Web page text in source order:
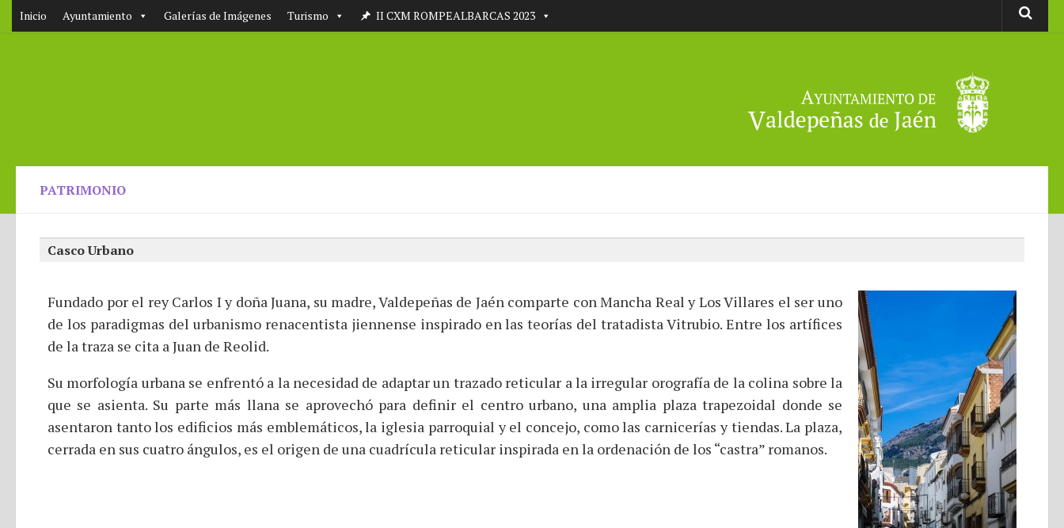
Inicio Ayuntamiento Galerías de Imágenes Turismo II CXM ROMPEALBARCAS 2023
PATRIMONIO
Casco Urbano
Fundado por el rey Carlos I y doña Juana, su madre, Valdepeñas de Jaén comparte con Mancha Real y Los Villares el ser uno
de los paradigmas del urbanismo renacentista jiennense inspirado en las teorías del tratadista Vitrubio. Entre los artífices
de la traza se cita a Juan de Reolid.
Su morfología urbana se enfrentó a la necesidad de adaptar un trazado reticular a la irregular orografía de la colina sobre la
que se asienta. Su parte más llana se aprovechó para definir el centro urbano, una amplia plaza trapezoidal donde se
asentaron tanto los edificios más emblemáticos, la iglesia parroquial y el concejo, como las carnicerías y tiendas. La plaza,
cerrada en sus cuatro ángulos, es el origen de una cuadrícula reticular inspirada en la ordenación de los “castra” romanos.